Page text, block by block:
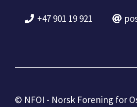
+47 901 19 921
© NFOI - Norsk Forening for